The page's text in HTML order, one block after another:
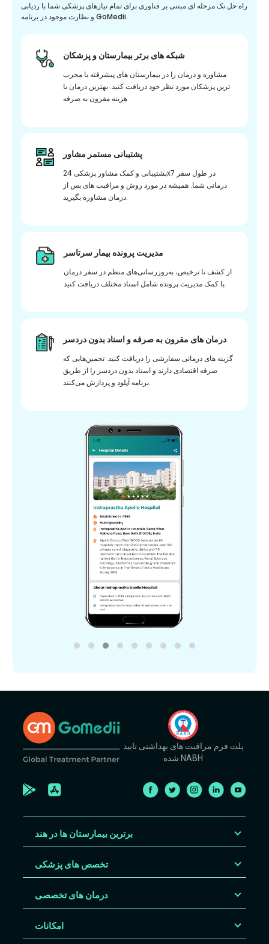
راه حل تک مرحله ای مبتنی بر فناوری برای تمام نیازهای پزشکی شما با ردیابی
و نظارت موجود در برنامه GoMedii.
شبکه های برتر بیمارستان و پزشکان
مشاوره و درمان را در بیمارستان های پیشرفته با مجرب
ترین پزشکان مورد نظر خود دریافت کنید. بهترین درمان با
هزینه مقرون به صرفه
پشتیبانی مستمر مشاور
پشتیبانی و کمک مشاور پزشکی 24x7 در طول سفر
درمانی شما. همیشه در مورد روش و مراقبت های پس از
درمان مشاوره بگیرید.
مدیریت پرونده بیمار سرتاسر
از کشف تا ترخیص، به‌روزرسانی‌های منظم در سفر درمان
با کمک مدیریت پرونده شامل اسناد مختلف دریافت کنید.
درمان های مقرون به صرفه و اسناد بدون دردسر
گزینه های درمانی سفارشی را دریافت کنید. تخمین‌هایی که
صرفه اقتصادی دارند و اسناد بدون دردسر را از طریق
برنامه آپلود و پردازش می‌کنند.
پلت فرم مراقبت های بهداشتی تایید
شده NABH
برترین بیمارستان ها در هند
تخصص های پزشکی
درمان های تخصصی
امکانات